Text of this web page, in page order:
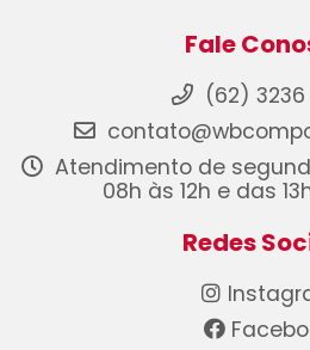
Fale
(62)
Atendimento de
08h às 12h e das
Redes